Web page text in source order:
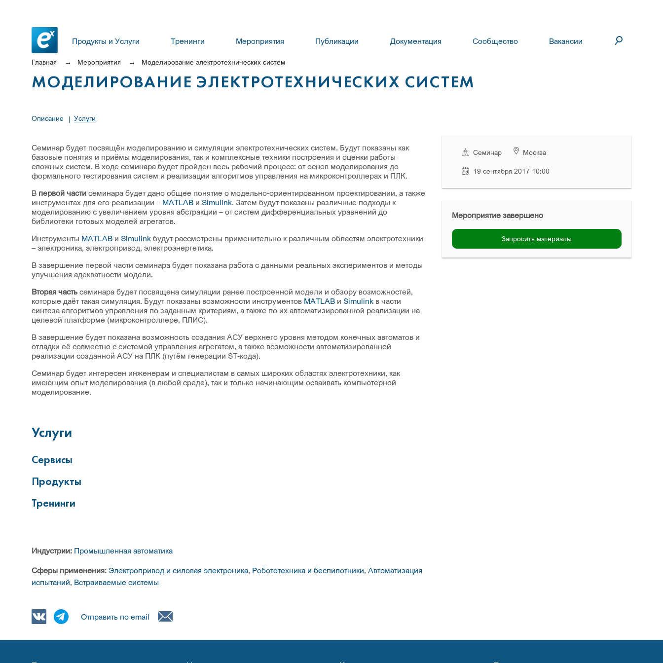
Продукты и Услуги Тренинги Мероприятия Публикации Документация Сообщество Вакансии
Главная Мероприятия Моделирование электротехнических систем
МОДЕЛИРОВАНИЕ ЭЛЕКТРОТЕХНИЧЕСКИХ СИСТЕМ
Описание Услуги
Семинар Москва
19 сентября 2017 10:00
Мероприятие завершено
Запросить материалы
Семинар будет посвящён моделированию и симуляции электротехнических систем. Будут показаны как
базовые понятия и приёмы моделирования, так и комплексные техники построения и оценки работы
сложных систем. В ходе семинара будет пройден весь рабочий процесс: от основ моделирования до
формального тестирования систем и реализации алгоритмов управления на микроконтроллерах и ПЛК.
В первой части семинара будет дано общее понятие о модельно-ориентированном проектировании, а также
инструментах для его реализации – MATLAB и Simulink. Затем будут показаны различные подходы к
моделированию с увеличением уровня абстракции – от систем дифференциальных уравнений до
библиотеки готовых моделей агрегатов.
Инструменты MATLAB и Simulink будут рассмотрены применительно к различным областям электротехники
– электроника, электропривод, электроэнергетика.
В завершение первой части семинара будет показана работа с данными реальных экспериментов и методы
улучшения адекватности модели.
Вторая часть семинара будет посвящена симуляции ранее построенной модели и обзору возможностей,
которые даёт такая симуляция. Будут показаны возможности инструментов MATLAB и Simulink в части
синтеза алгоритмов управления по заданным критериям, а также по их автоматизированной реализации на
целевой платформе (микроконтроллере, ПЛИС).
В завершение будет показана возможность создания АСУ верхнего уровня методом конечных автоматов и
отладки её совместно с системой управления агрегатом, а также возможности автоматизированной
реализации созданной АСУ на ПЛК (путём генерации ST-кода).
Семинар будет интересен инженерам и специалистам в самых широких областях электротехники, как
имеющим опыт моделирования (в любой среде), так и только начинающим осваивать компьютерной
моделирование.
Услуги
Сервисы
Продукты
Тренинги
Индустрии: Промышленная автоматика
Сферы применения: Электропривод и силовая электроника, Робототехника и беспилотники, Автоматизация
испытаний, Встраиваемые системы
Отправить по email